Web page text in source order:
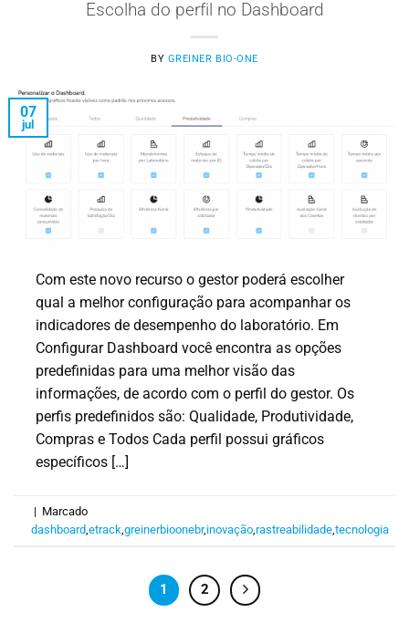
Escolha do perfil no Dashboard
BY GREINER BIO-ONE
07
jul
Com este novo recurso o gestor poderá escolher
qual a melhor configuração para acompanhar os
indicadores de desempenho do laboratório. Em
Configurar Dashboard você encontra as opções
predefinidas para uma melhor visão das
informações, de acordo com o perfil do gestor. Os
perfis predefinidos são: Qualidade, Produtividade,
Compras e Todos Cada perfil possui gráficos
específicos […]
| Marcado
dashboard ,etrack ,greinerbioonebr,inovação ,rastreabilidade ,tecnologia
1 2